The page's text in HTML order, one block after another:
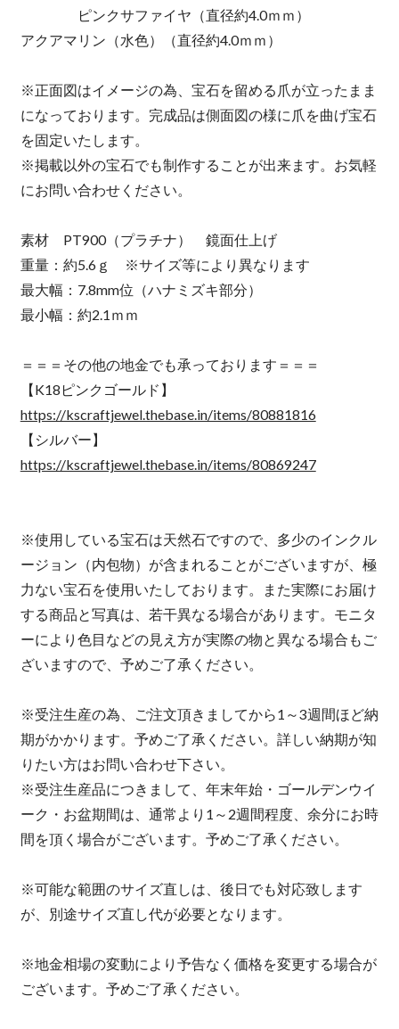
ピンクサファイヤ（直径約4.0ｍｍ）
アクアマリン（水色）（直径約4.0ｍｍ）
※正面図はイメージの為、宝石を留める爪が立ったまま
になっております。完成品は側面図の様に爪を曲げ宝石
を固定いたします。
※掲載以外の宝石でも制作することが出来ます。お気軽
にお問い合わせください。
素材 PT900（プラチナ） 鏡面仕上げ
重量：約5.6ｇ ※サイズ等により異なります
最大幅：7.8mm位（ハナミズキ部分）
最小幅：約2.1ｍｍ
＝＝＝その他の地金でも承っております＝＝＝
【K18ピンクゴールド】
https://kscraftjewel.thebase.in/items/80881816
【シルバー】
https://kscraftjewel.thebase.in/items/80869247
※使用している宝石は天然石ですので、多少のインクル
ージョン（内包物）が含まれることがございますが、極
力ない宝石を使用いたしております。また実際にお届け
する商品と写真は、若干異なる場合があります。モニタ
ーにより色目などの見え方が実際の物と異なる場合もご
ざいますので、予めご了承ください。
※受注生産の為、ご注文頂きましてから1～3週間ほど納
期がかかります。予めご了承ください。詳しい納期が知
りたい方はお問い合わせ下さい。
※受注生産品につきまして、年末年始・ゴールデンウイ
ーク・お盆期間は、通常より1～2週間程度、余分にお時
間を頂く場合がございます。予めご了承ください。
※可能な範囲のサイズ直しは、後日でも対応致します
が、別途サイズ直し代が必要となります。
※地金相場の変動により予告なく価格を変更する場合が
ございます。予めご了承ください。